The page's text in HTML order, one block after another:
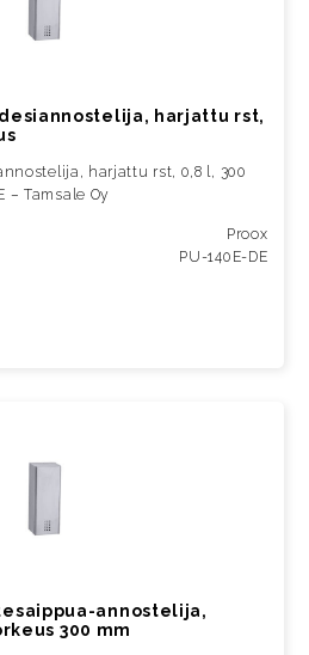
harjattu rst,
harjattu rst, 0,8 l, 300
– Tamsale Oy
Proox
PU-140E-DE
annostelija,
300 mm